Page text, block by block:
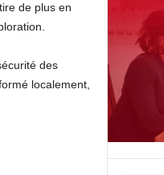
de plus en
des
localement,